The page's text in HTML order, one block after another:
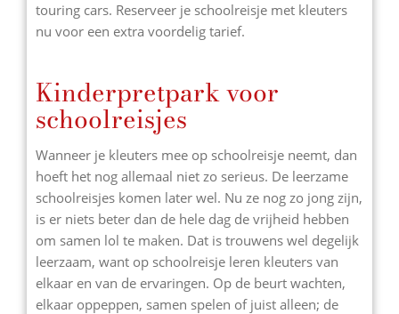
touring cars. Reserveer je schoolreisje met kleuters
nu voor een extra voordelig tarief.
Kinderpretpark voor
schoolreisjes
Wanneer je kleuters mee op schoolreisje neemt, dan
hoeft het nog allemaal niet zo serieus. De leerzame
schoolreisjes komen later wel. Nu ze nog zo jong zijn,
is er niets beter dan de hele dag de vrijheid hebben
om samen lol te maken. Dat is trouwens wel degelijk
leerzaam, want op schoolreisje leren kleuters van
elkaar en van de ervaringen. Op de beurt wachten,
elkaar oppeppen, samen spelen of juist alleen; de